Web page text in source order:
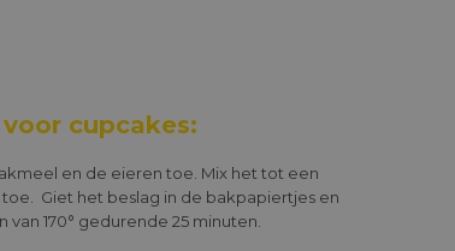
cupcakes:
en de eieren toe. Mix het tot een
Giet het beslag in de bakpapiertjes en
170° gedurende 25 minuten.